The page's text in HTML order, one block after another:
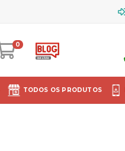
0
TODOS OS PRODUTOS